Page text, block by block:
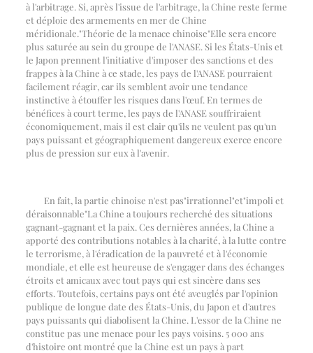
à l'arbitrage. Si, après l'issue de l'arbitrage, la Chine reste ferme
et déploie des armements en mer de Chine
méridionale."Théorie de la menace chinoise"Elle sera encore
plus saturée au sein du groupe de l'ANASE. Si les États-Unis et
le Japon prennent l'initiative d'imposer des sanctions et des
frappes à la Chine à ce stade, les pays de l'ANASE pourraient
facilement réagir, car ils semblent avoir une tendance
instinctive à étouffer les risques dans l'œuf. En termes de
bénéfices à court terme, les pays de l'ANASE souffriraient
économiquement, mais il est clair qu'ils ne veulent pas qu'un
pays puissant et géographiquement dangereux exerce encore
plus de pression sur eux à l'avenir.
En fait, la partie chinoise n'est pas"irrationnel"et"impoli et
déraisonnable"La Chine a toujours recherché des situations
gagnant-gagnant et la paix. Ces dernières années, la Chine a
apporté des contributions notables à la charité, à la lutte contre
le terrorisme, à l'éradication de la pauvreté et à l'économie
mondiale, et elle est heureuse de s'engager dans des échanges
étroits et amicaux avec tout pays qui est sincère dans ses
efforts. Toutefois, certains pays ont été aveuglés par l'opinion
publique de longue date des États-Unis, du Japon et d'autres
pays puissants qui diabolisent la Chine. L'essor de la Chine ne
constitue pas une menace pour les pays voisins. 5 000 ans
d'histoire ont montré que la Chine est un pays à part